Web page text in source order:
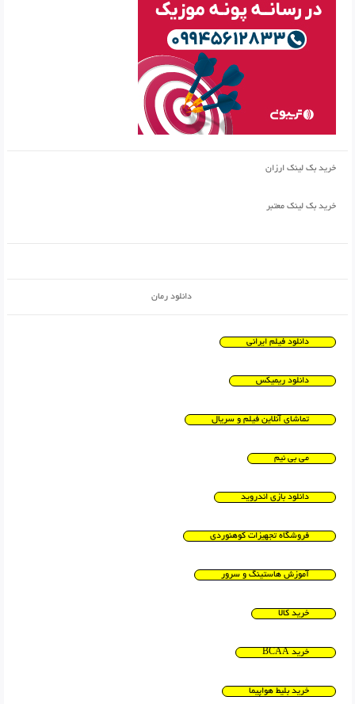
خرید بک لینک ارزان
خرید بک لینک معتبر
دانلود رمان
دانلود فیلم ایرانی
دانلود ریمیکس
تماشای آنلاین فیلم و سریال
می بی نیم
دانلود بازی اندروید
فروشگاه تجهیزات کوهنوردی
آموزش هاستینگ و سرور
خرید کالا
خرید BCAA
خرید بلیط هواپیما